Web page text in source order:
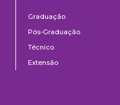
Graduação
Pós-Graduação
Técnico
Extensão